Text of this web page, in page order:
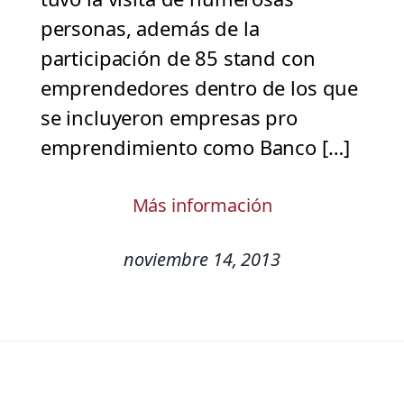
personas, además de la
participación de 85 stand con
emprendedores dentro de los que
se incluyeron empresas pro
emprendimiento como Banco […]
Más información
noviembre 14, 2013